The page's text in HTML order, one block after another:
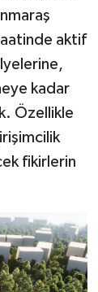
aktif
kadar
Özellikle
fikirlerin